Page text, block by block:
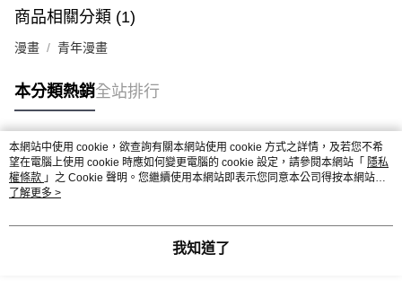
商品相關分類 (1)
漫畫 青年漫畫
本分類熱銷全站排行
熱門標籤
本網站中使用 cookie，欲查詢有關本網站使用 cookie 方式之詳情，及若您不希
望在電腦上使用 cookie 時應如何變更電腦的 cookie 設定，請參閱本網站「 隱私
權條款 」之 Cookie 聲明。您繼續使用本網站即表示您同意本公司得按本網站使
用條款之 Cookie 聲明使用 cookie。
了解更多 >
我知道了